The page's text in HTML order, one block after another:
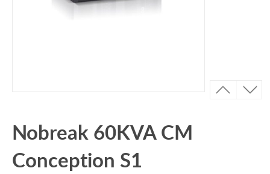
Nobreak 60KVA CM
Conception S1